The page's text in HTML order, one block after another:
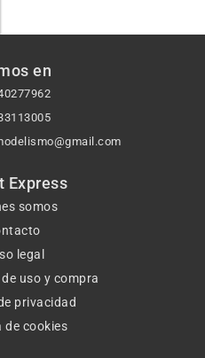
en
Express
somos
legal
uso y compra
privacidad
de cookies